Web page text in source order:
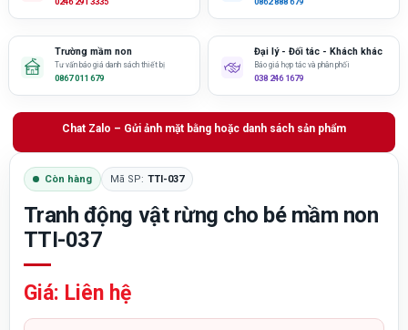
Trường mầm non
Tư vấn báo giá danh sách thiết bị
0867 011 679
Đại lý - Đối tác - Khách khác
Báo giá hợp tác và phân phối
038 246 1679
Chat Zalo – Gửi ảnh mặt bằng hoặc danh sách sản phẩm
Còn hàng Mã SP: TTI-037
Tranh động vật rừng cho bé mầm non
TTI-037
Giá: Liên hệ